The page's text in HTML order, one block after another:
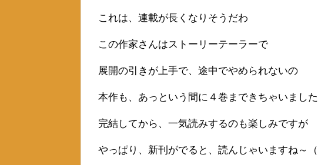
これは、連載が長くなりそうだわ
この作家さんはストーリーテーラーで
展開の引きが上手で、途中でやめられないの
本作も、あっという間に４巻まできちゃいました
完結してから、一気読みするのも楽しみですが
やっぱり、新刊がでると、読んじゃいますね～（